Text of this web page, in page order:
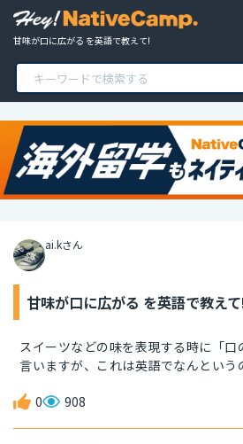
甘味が口に広がる を英語で教えて!
ai.kさん
甘味が口に広がる を英語で教え
スイーツなどの味を表現する時に「口
言いますが、これは英語でなんという
0 908